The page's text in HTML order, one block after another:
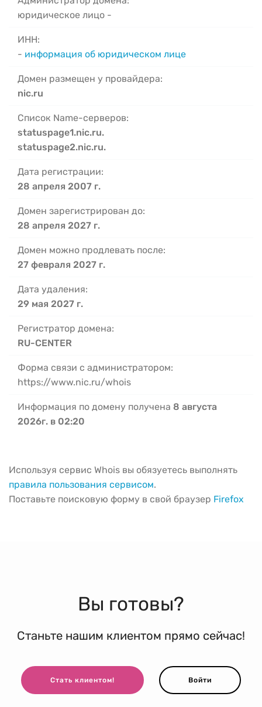
юридическое лицо -
ИНН:
- информация об юридическом лице
Домен размещен у провайдера:
nic.ru
Список Name-серверов:
statuspage1.nic.ru.
statuspage2.nic.ru.
Дата регистрации:
28 апреля 2007 г.
Домен зарегистрирован до:
28 апреля 2027 г.
Домен можно продлевать после:
27 февраля 2027 г.
Дата удаления:
29 мая 2027 г.
Регистратор домена:
RU-CENTER
Форма связи с администратором:
https://www.nic.ru/whois
Информация по домену получена 8 августа
2026г. в 02:20
Используя сервис Whois вы обязуетесь выполнять
правила пользования сервисом.
Поставьте поисковую форму в свой браузер Firefox
Вы готовы?
Станьте нашим клиентом прямо сейчас!
Стать клиентом! Войти